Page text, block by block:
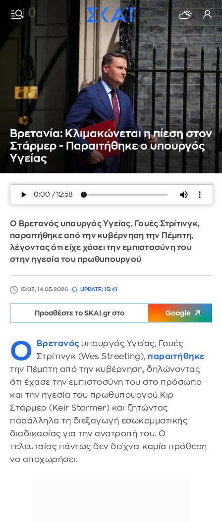
Βρετανία: Κλιμακώνεται η πίεση στον
Στάρμερ - Παραιτήθηκε ο υπουργός
Υγείας
Ο Βρετανός υπουργός Υγείας, Γουές Στρίτινγκ,
παραιτήθηκε από την κυβέρνηση την Πέμπτη,
λέγοντας ότι είχε χάσει την εμπιστοσύνη του
στην ηγεσία του πρωθυπουργού
15:03, 14.05.2026 UPDATE: 15:41
Προσθέστε το SKAI.gr στο Google
Ο Βρετανός υπουργός Υγείας, Γουές
Στρίτινγκ (Wes Streeting), παραιτήθηκε
την Πέμπτη από την κυβέρνηση, δηλώνοντας
ότι έχασε την εμπιστοσύνη του στο πρόσωπο
και την ηγεσία του πρωθυπουργού Κιρ
Στάρμερ (Keir Starmer) και ζητώντας
παράλληλα τη διεξαγωγή εσωκομματικής
διαδικασίας για την ανατροπή του. Ο
τελευταίος πάντως δεν δείχνει καμία πρόθεση
να αποχωρήσει.